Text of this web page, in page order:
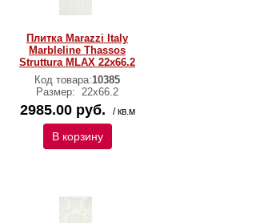
Плитка Marazzi Italy
Marbleline Thassos
Struttura MLAX 22х66.2
Код товара:10385
Размер: 22х66.2
2985.00 руб. / кв.м
В корзину